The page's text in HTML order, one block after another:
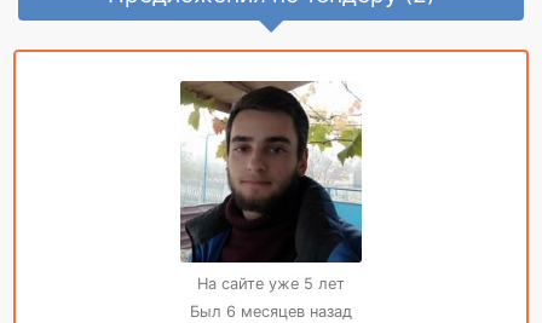
На сайте уже 5 лет
Был 6 месяцев назад